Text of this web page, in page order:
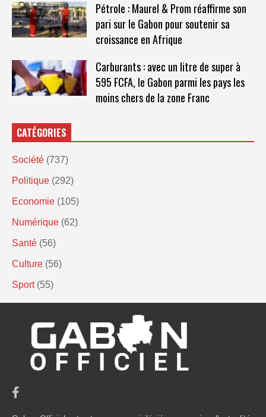
Pétrole : Maurel & Prom réaffirme son
pari sur le Gabon pour soutenir sa
croissance en Afrique
Carburants : avec un litre de super à
595 FCFA, le Gabon parmi les pays les
moins chers de la zone Franc
CATÉGORIES
Société (737)
Politique (292)
Economie (105)
Numérique (62)
Santé (56)
Culture (56)
Sport (55)